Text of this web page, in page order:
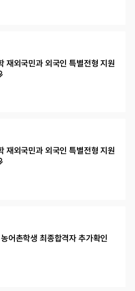
외국민과 외국인 특별전형 지원
외국민과 외국인 특별전형 지원
어촌학생 최종합격자 추가확인